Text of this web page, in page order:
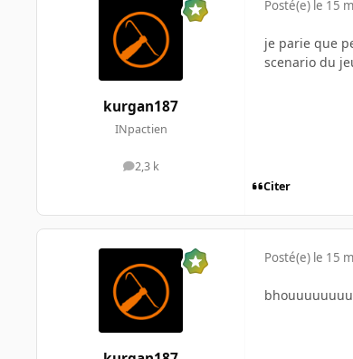
kurgan187
INpactien
2,3 k
messages
Posté(e) le 15
je parie que
scenario du
Citer
Posté(e) le 15